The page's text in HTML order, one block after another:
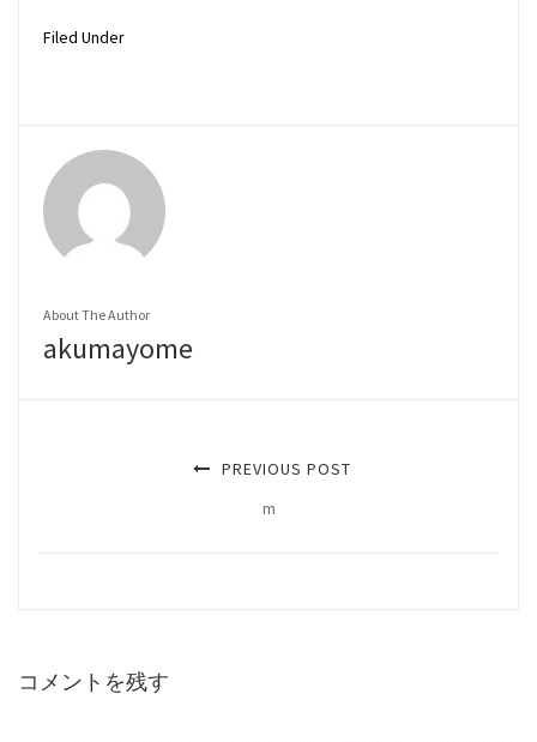
Filed Under
About The Author
akumayome
PREVIOUS POST
m
コメントを残す